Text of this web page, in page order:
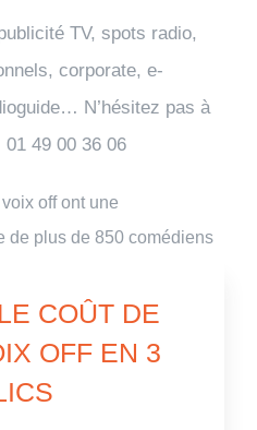
TV, spots radio,
corporate, e-
N’hésitez pas à
49 00 36 06
off ont une
de plus de 850 comédiens
de donnée comprend +
off dans + de 50 langues.
COÛT DE
OFF EN 3